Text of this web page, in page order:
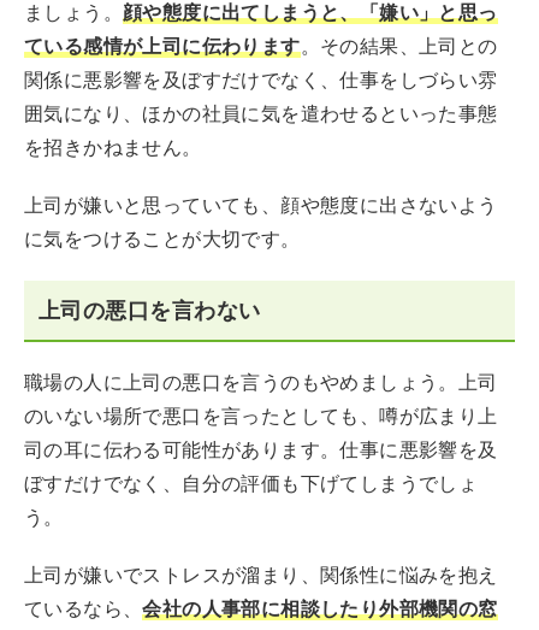
ましょう。 顔や態度に出てしまうと、「嫌い」と思っ
ている感情が上司に伝わります。その結果、上司との
関係に悪影響を及ぼすだけでなく、仕事をしづらい雰
囲気になり、ほかの社員に気を遣わせるといった事態
を招きかねません。
上司が嫌いと思っていても、顔や態度に出さないよう
に気をつけることが大切です。
上司の悪口を言わない
職場の人に上司の悪口を言うのもやめましょう。上司
のいない場所で悪口を言ったとしても、噂が広まり上
司の耳に伝わる可能性があります。仕事に悪影響を及
ぼすだけでなく、自分の評価も下げてしまうでしょ
う。
上司が嫌いでストレスが溜まり、関係性に悩みを抱え
ているなら、会社の人事部に相談したり外部機関の窓